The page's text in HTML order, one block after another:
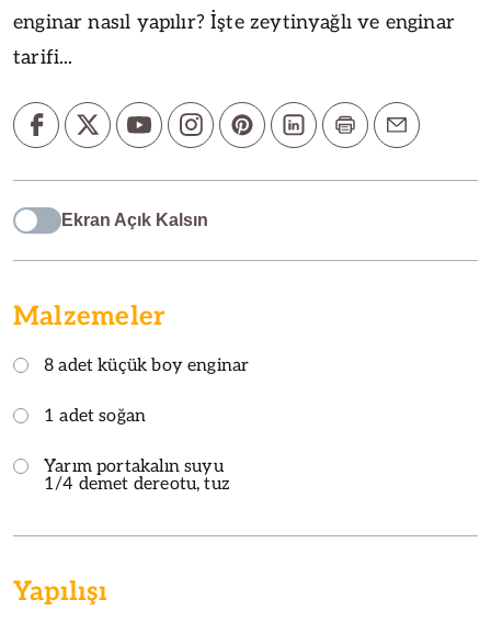
enginar nasıl yapılır? İşte zeytinyağlı ve enginar
tarifi...
Ekran Açık Kalsın
Malzemeler
8 adet küçük boy enginar
1 adet soğan
Yarım portakalın suyu
1/4 demet dereotu, tuz
Yapılışı